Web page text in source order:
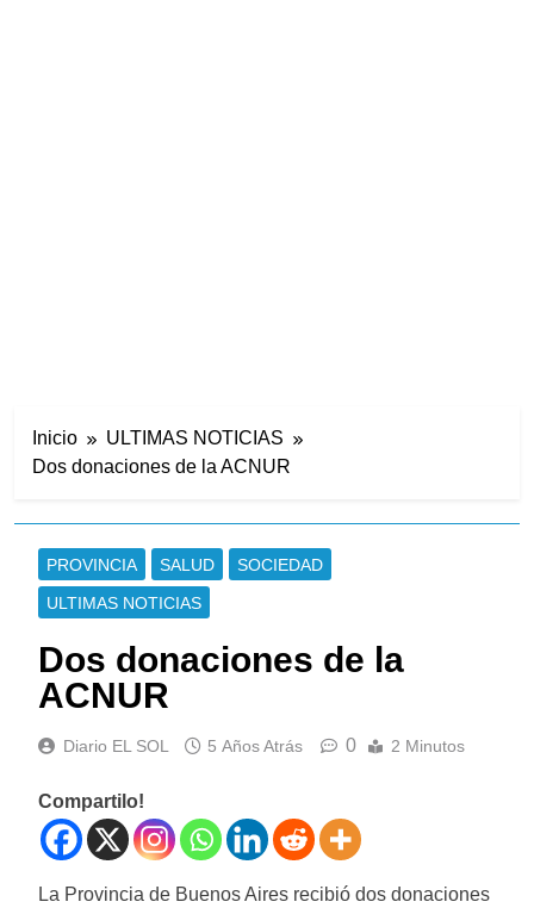
Inicio
ULTIMAS NOTICIAS
Dos donaciones de la ACNUR
PROVINCIA SALUD
SOCIEDAD
ULTIMAS NOTICIAS
Dos donaciones de la
ACNUR
Diario EL SOL 5 Años Atrás 0 2 Minutos
Compartilo!
La Provincia de Buenos Aires recibió dos donaciones